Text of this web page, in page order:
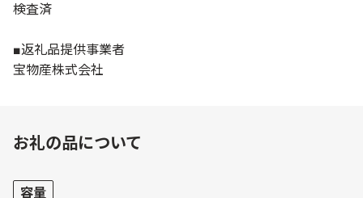
検査済
■返礼品提供事業者
宝物産株式会社
お礼の品について
容量